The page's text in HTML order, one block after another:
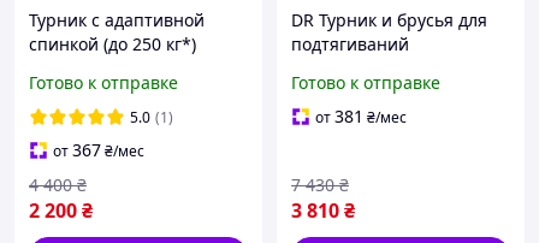
Турник с адаптивной
спинкой (до 250 кг*)
Pro" мощный домашний
настенный
Готово к отправке
5.0 (1)
от367₴/мес
2 200₴
4 400 ₴
DR Турник и брусья для
подтягиваний
тренажер для
укрепления мышц спины
Готово к отправке
от381 ₴/мес
3 810₴
7 430 ₴